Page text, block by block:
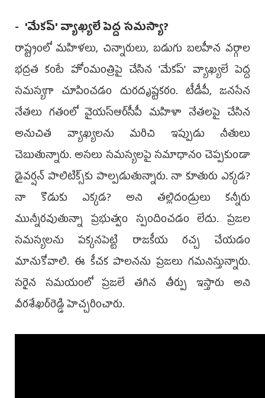
- 'మేకప్' వ్యాఖ్యలే పెద్ద సమస్యా?
రాష్ట్రంలో మహిళలు, చిన్నారులు, బడుగు బలహీన వర్గాల
భద్రత కంటే హోంమంత్రిపై చేసిన 'మేకప్' వ్యాఖ్యలే పెద్ద
సమస్యగా చూపించడం దురదృష్టకరం. టీడీపీ, జ‌న‌సేన‌
నేతలు గతంలో వైయ‌స్ఆర్‌సీపీ మహిళా నేతలపై చేసిన
అనుచిత వ్యాఖ్యలను మరిచి ఇప్పుడు నీతులు
చెబుతున్నారు. అసలు సమస్యలపై సమాధానం చెప్పకుండా
డైవర్షన్ పాలిటిక్స్‌కు పాల్పడుతున్నారు. నా కూతురు ఎక్కడ?
నా కొడుకు ఎక్కడ? అని తల్లిదండ్రులు కన్నీరు
మున్నీరవుతున్నా ప్రభుత్వం స్పందించడం లేదు. ప్రజల
సమస్యలను పక్కనపెట్టి రాజకీయ రచ్చ చేయడం
మానుకోవాలి. ఈ కీచక పాలనను ప్రజలు గమనిస్తున్నారు.
సరైన సమయంలో ప్రజలే తగిన తీర్పు ఇస్తారు అని
వీరశేఖర్‌రెడ్డి హెచ్చరించారు.